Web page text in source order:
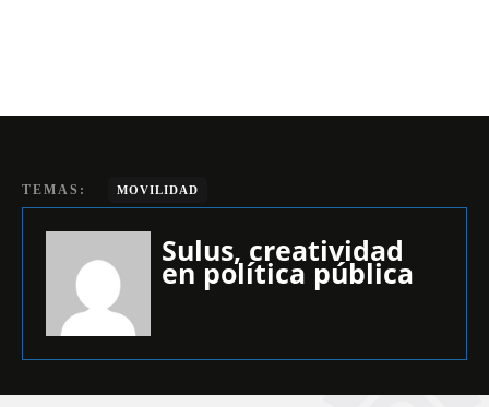
TEMAS: MOVILIDAD
Sulus, creatividad
en política pública